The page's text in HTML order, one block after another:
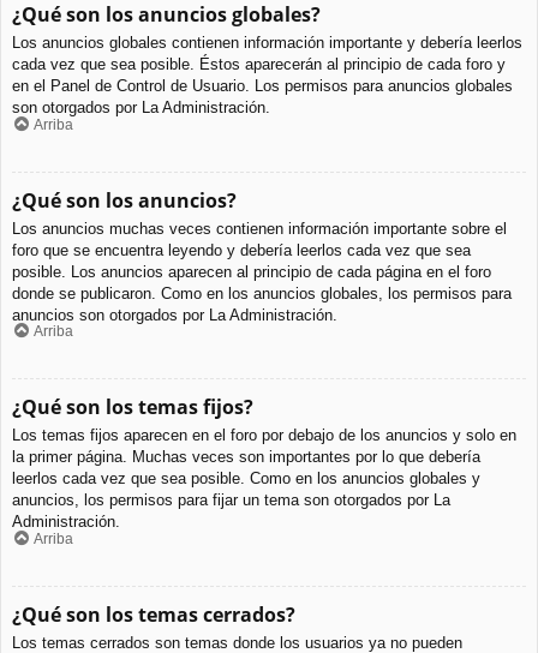
¿Qué son los anuncios globales?
Los anuncios globales contienen información importante y debería leerlos
cada vez que sea posible. Éstos aparecerán al principio de cada foro y
en el Panel de Control de Usuario. Los permisos para anuncios globales
son otorgados por La Administración.
Arriba
¿Qué son los anuncios?
Los anuncios muchas veces contienen información importante sobre el
foro que se encuentra leyendo y debería leerlos cada vez que sea
posible. Los anuncios aparecen al principio de cada página en el foro
donde se publicaron. Como en los anuncios globales, los permisos para
anuncios son otorgados por La Administración.
Arriba
¿Qué son los temas fijos?
Los temas fijos aparecen en el foro por debajo de los anuncios y solo en
la primer página. Muchas veces son importantes por lo que debería
leerlos cada vez que sea posible. Como en los anuncios globales y
anuncios, los permisos para fijar un tema son otorgados por La
Administración.
Arriba
¿Qué son los temas cerrados?
Los temas cerrados son temas donde los usuarios ya no pueden